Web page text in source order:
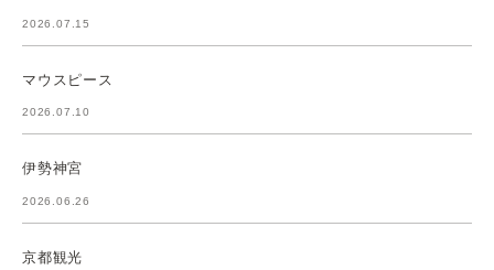
2026.07.15
マウスピース
2026.07.10
伊勢神宮
2026.06.26
京都観光